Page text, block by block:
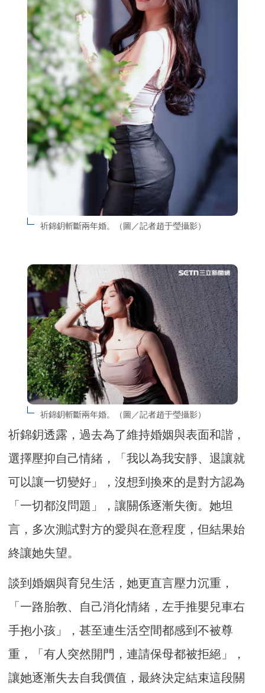
祈錦鈅斬斷兩年婚。（圖／記者趙于瑩攝影）
祈錦鈅斬斷兩年婚。（圖／記者趙于瑩攝影）
祈錦鈅透露，過去為了維持婚姻與表面和諧，
選擇壓抑自己情緒，「我以為我安靜、退讓就
可以讓一切變好」，沒想到換來的是對方認為
「一切都沒問題」，讓關係逐漸失衡。她坦
言，多次測試對方的愛與在意程度，但結果始
終讓她失望。
談到婚姻與育兒生活，她更直言壓力沉重，
「一路胎教、自己消化情緒，左手推嬰兒車右
手抱小孩」，甚至連生活空間都感到不被尊
重，「有人突然開門，連請保母都被拒絕」，
讓她逐漸失去自我價值，最終決定結束這段關